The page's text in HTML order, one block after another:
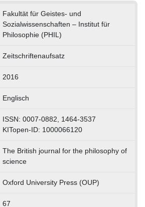
Fakultät für Geistes- und
Sozialwissenschaften – Institut für
Philosophie (PHIL)
Zeitschriftenaufsatz
2016
Englisch
ISSN: 0007-0882, 1464-3537
KITopen-ID: 1000066120
The British journal for the philosophy of
science
Oxford University Press (OUP)
67